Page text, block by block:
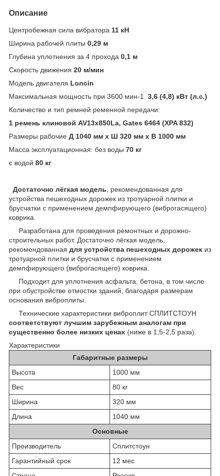
Описание
Центробежная сила вибратора 11 кН
Ширина рабочей плиты 0,29 м
Глубина уплотнения за 4 прохода 0,1 м
Скорость движения 20 м/мин
Модель двигателя Loncin
Максимальная мощность при 3600 мин-1 3,6 (4,8) кВт (л.с.)
Количество и тип ремней ременной передачи:
1 ремень клиновой AV13x850La, Gates 6464 (XPA 832)
Размеры рабочие Д 1040 мм x Ш 320 мм x В 1000 мм
Масса эксплуатационная: без воды 70 кг
с водой 80 кг
Достаточно лёгкая модель , рекомендованная для
устройства пешеходных дорожек из тротуарной плитки и
брусчатки с применением демпфирующего (виброгасящего)
коврика.
Разработана для проведения ремонтных и дорожно-
строительных работ. Достаточно лёгкая модель,
рекомендованная для устройства пешеходных дорожек из
тротуарной плитки и брусчатки с применением
демпфирующего (виброгасящего) коврика.
Подходит для уплотнения асфальта, бетона, в том числе
при обустройстве отмостки зданий, благодаря размерам
основания виброплиты.
Технические характеристики виброплит СПЛИТСТОУН
соответствуют лучшим зарубежным аналогам при
существенно более низких ценах (ниже в 1,5-2,5 раза).
Характеристики
Габаритные размеры
Высота
1000 мм
Вес
80 кг
Ширина
320 мм
Длина
1040 мм
Основные
Производитель
Сплитстоун
Гарантийный срок
12 мес